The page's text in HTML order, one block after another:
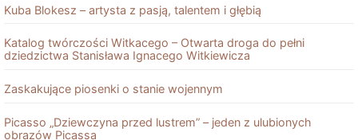
Kuba Blokesz – artysta z pasją, talentem i głębią
Katalog twórczości Witkacego – Otwarta droga do pełni
dziedzictwa Stanisława Ignacego Witkiewicza
Zaskakujące piosenki o stanie wojennym
Picasso „Dziewczyna przed lustrem” – jeden z ulubionych
obrazów Picassa